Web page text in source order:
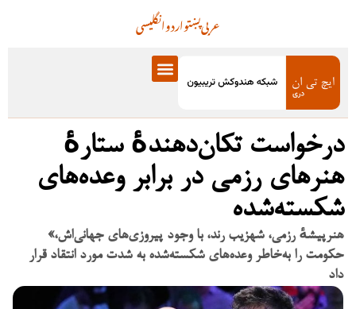
انگلیسیاردوپښتوعربی
درخواست تکان‌دهندهٔ ستارهٔ
هنرهای رزمی در برابر وعده‌های
شکسته‌شده
«هنرپیشهٔ رزمی، شهزیب رند، با وجود پیروزی‌های جهانی‌اش،
حکومت را به‌خاطر وعده‌های شکسته‌شده به شدت مورد انتقاد قرار
داد